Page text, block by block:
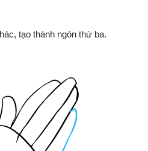
tạo thành ngón thứ ba.